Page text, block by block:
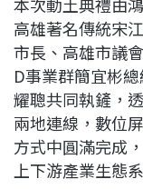
高雄著名傳統宋
市長、高雄市議
D事業群簡宜彬
耀聰共同執鏟，
兩地連線，數位
方式中圓滿完成
上下游產業生態